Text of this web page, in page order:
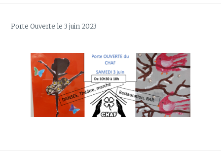
Porte Ouverte le 3 juin 2023